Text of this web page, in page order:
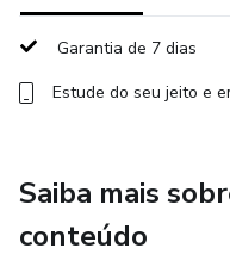
éramos apenas uma
etc. Ou seja: um passado
A pergunta que se faz e
narrativas?
Garantia de 7 dias
Estude do seu jeito e
Saiba mais
conteúdo